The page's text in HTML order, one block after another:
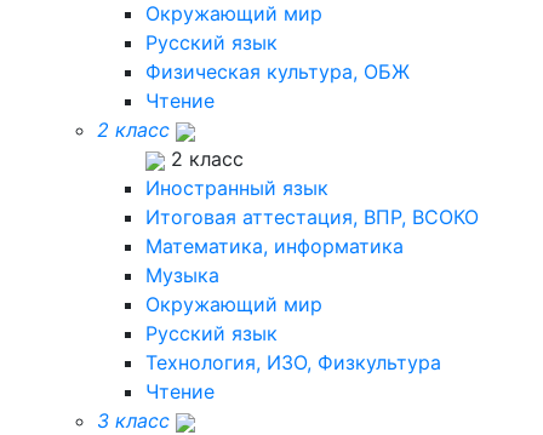
Окружающий мир
Русский язык
Физическая культура, ОБЖ
Чтение
2 класс
2 класс
Иностранный язык
Итоговая аттестация, ВПР, ВСОКО
Математика, информатика
Музыка
Окружающий мир
Русский язык
Технология, ИЗО, Физкультура
Чтение
3 класс